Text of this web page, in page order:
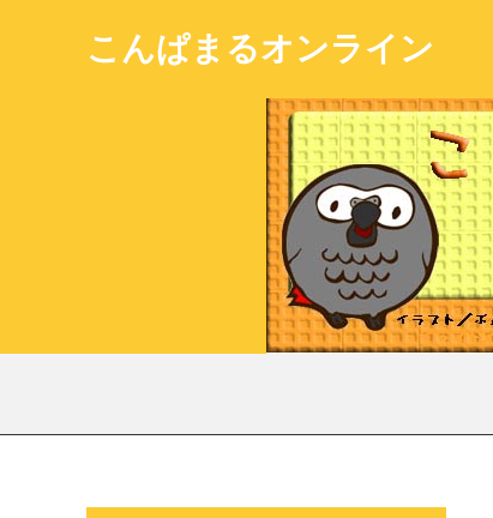
こんぱまるオンライン